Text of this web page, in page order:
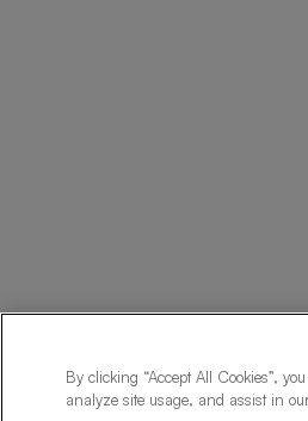
By clicking “Accept All Cookies”,
analyze site usage, and assist in